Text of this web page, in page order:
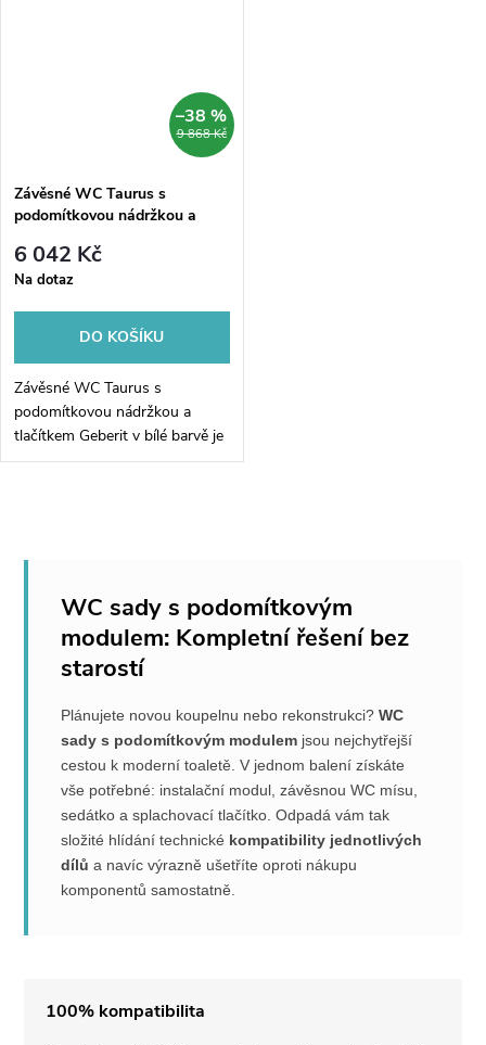
9 868 Kč
–38 %
Závěsné WC Taurus s
podomítkovou nádržkou a
6 042 Kč
Na dotaz
DO KOŠÍKU
Závěsné WC Taurus s
podomítkovou nádržkou a
tlačítkem Geberit v bílé barvě je
ideální volbou pro každou
v
WC sady s podomítkovým
modulem: Kompletní řešení bez
starostí
Plánujete novou koupelnu nebo rekonstrukci? WC
sady s podomítkovým modulem jsou nejchytřejší
cestou k moderní toaletě. V jednom balení získáte
vše potřebné: instalační modul, závěsnou WC mísu,
sedátko a splachovací tlačítko. Odpadá vám tak
složité hlídání technické kompatibility jednotlivých
dílů a navíc výrazně ušetříte oproti nákupu
komponentů samostatně.
100% kompatibilita